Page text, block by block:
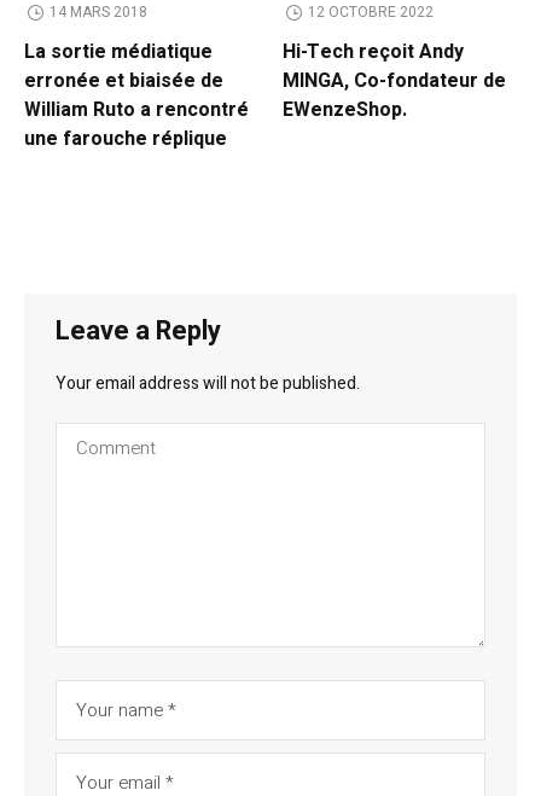
14 MARS 2018
La sortie médiatique
erronée et biaisée de
William Ruto a rencontré
une farouche réplique
12 OCTOBRE 2022
Hi-Tech reçoit Andy
MINGA, Co-fondateur de
EWenzeShop.
Leave a Reply
Your email address will not be published.